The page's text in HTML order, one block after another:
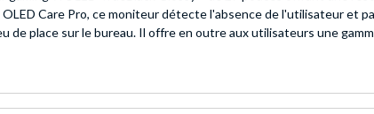
Care Pro, ce moniteur détecte l'absence de l'utilisateur et
de place sur le bureau. Il offre en outre aux utilisateurs une